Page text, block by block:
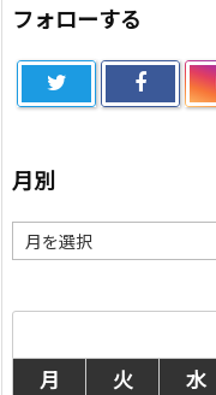
フォローする
月別
別
月
火 水